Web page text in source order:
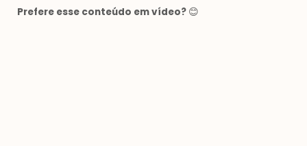
Prefere esse conteúdo em vídeo? 😊